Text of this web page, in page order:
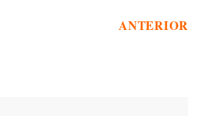
ANTERIOR